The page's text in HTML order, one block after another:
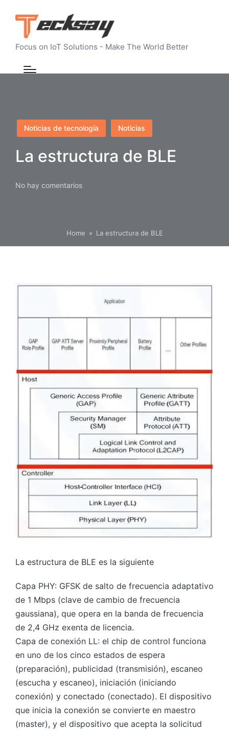
Focus on IoT Solutions - Make The World Better
Publicado
en
Noticias de tecnología Noticias
La estructura de BLE
No hay comentarios
Home » La estructura de BLE
La estructura de BLE es la siguiente
Capa PHY: GFSK de salto de frecuencia adaptativo
de 1 Mbps (clave de cambio de frecuencia
gaussiana), que opera en la banda de frecuencia
de 2,4 GHz exenta de licencia.
Capa de conexión LL: el chip de control funciona
en uno de los cinco estados de espera
(preparación), publicidad (transmisión), escaneo
(escucha y escaneo), iniciación (iniciando
conexión) y conectado (conectado). El dispositivo
que inicia la conexión se convierte en maestro
(master), y el dispositivo que acepta la solicitud